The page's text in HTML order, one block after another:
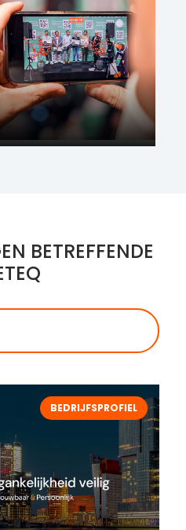
BETREFFENDE
BEDRIJFSPROFIEL